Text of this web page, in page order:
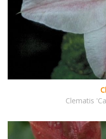
Clematis